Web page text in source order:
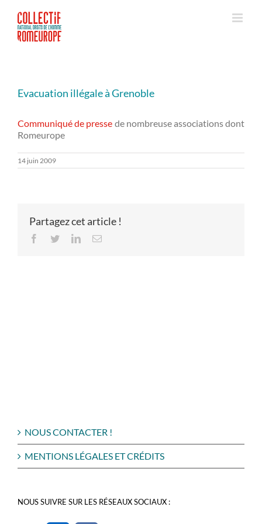
contenu
Evacuation illégale à Grenoble
Communiqué de presse de nombreuse associations dont
Romeurope
14 juin 2009
Partagez cet article !
Facebook
TwitterLinkedInEmail
NOUS CONTACTER !
MENTIONS LÉGALES ET CRÉDITS
NOUS SUIVRE SUR LES RÉSEAUX SOCIAUX :